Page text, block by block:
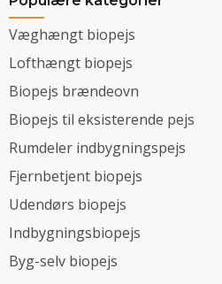
Væghængt biopejs
Lofthængt biopejs
Biopejs brændeovn
Biopejs til eksisterende pejs
Rumdeler indbygningspejs
Fjernbetjent biopejs
Udendørs biopejs
Indbygningsbiopejs
Byg-selv biopejs